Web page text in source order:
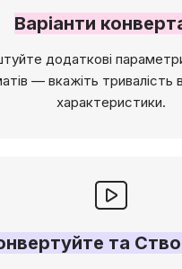
Варіанти
додаткові
— вкажіть тривалість
характеристики.
та